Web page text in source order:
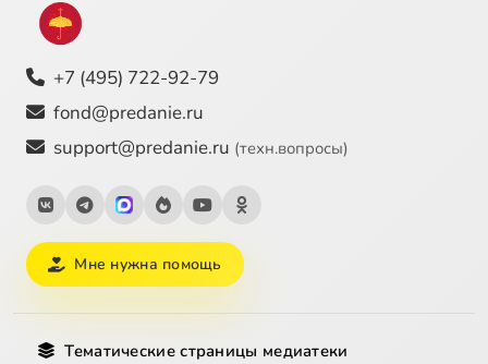
+7 (495) 722-92-79
fond@predanie.ru
support@predanie.ru (техн.вопросы)
Мне нужна помощь
Тематические страницы медиатеки